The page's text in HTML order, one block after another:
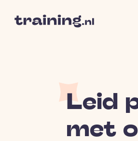
Leid
met